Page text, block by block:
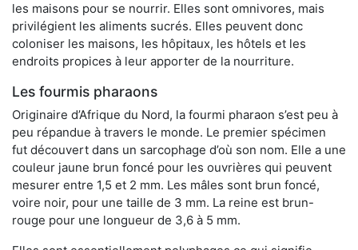
les maisons pour se nourrir. Elles sont omnivores, mais
privilégient les aliments sucrés. Elles peuvent donc
coloniser les maisons, les hôpitaux, les hôtels et les
endroits propices à leur apporter de la nourriture.
Les fourmis pharaons
Originaire d’Afrique du Nord, la fourmi pharaon s’est peu à
peu répandue à travers le monde. Le premier spécimen
fut découvert dans un sarcophage d’où son nom. Elle a une
couleur jaune brun foncé pour les ouvrières qui peuvent
mesurer entre 1,5 et 2 mm. Les mâles sont brun foncé,
voire noir, pour une taille de 3 mm. La reine est brun-
rouge pour une longueur de 3,6 à 5 mm.